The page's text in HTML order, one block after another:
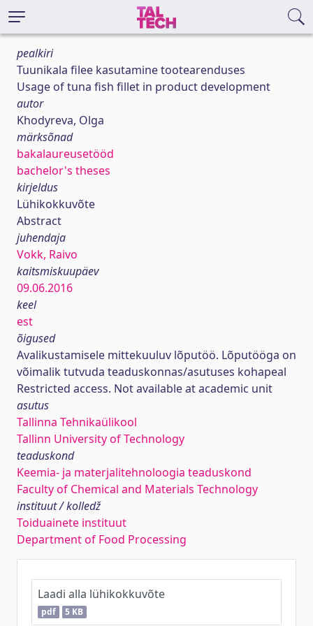
pealkiri
Tuunikala filee kasutamine tootearenduses
Usage of tuna fish fillet in product development
autor
Khodyreva, Olga
märksõnad
bakalaureusetööd
bachelor's theses
kirjeldus
Lühikokkuvõte
Abstract
juhendaja
Vokk, Raivo
kaitsmiskuupäev
09.06.2016
keel
est
õigused
Avalikustamisele mittekuuluv lõputöö. Lõputööga on
võimalik tutvuda teaduskonnas/asutuses kohapeal
Restricted access. Not available at academic unit
asutus
Tallinna Tehnikaülikool
Tallinn University of Technology
teaduskond
Keemia- ja materjalitehnoloogia teaduskond
Faculty of Chemical and Materials Technology
instituut / kolledž
Toiduainete instituut
Department of Food Processing
Laadi alla lühikokkuvõte
pdf 5 KB